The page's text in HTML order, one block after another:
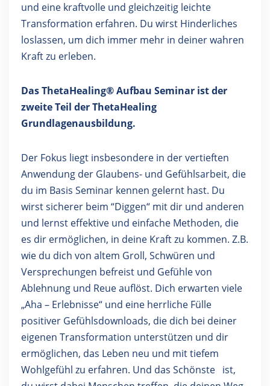
und eine kraftvolle und gleichzeitig leichte
Transformation erfahren. Du wirst Hinderliches
loslassen, um dich immer mehr in deiner wahren
Kraft zu erleben.
Das ThetaHealing® Aufbau Seminar ist der
zweite Teil der ThetaHealing
Grundlagenausbildung.
Der Fokus liegt insbesondere in der vertieften
Anwendung der Glaubens- und Gefühlsarbeit, die
du im Basis Seminar kennen gelernt hast. Du
wirst sicherer beim “Diggen“ mit dir und anderen
und lernst effektive und einfache Methoden, die
es dir ermöglichen, in deine Kraft zu kommen. Z.B.
wie du dich von altem Groll, Schwüren und
Versprechungen befreist und Gefühle von
Ablehnung und Reue auflöst. Dich erwarten viele
„Aha – Erlebnisse“ und eine herrliche Fülle
positiver Gefühlsdownloads, die dich bei deiner
eigenen Transformation unterstützen und dir
ermöglichen, das Leben neu und mit tiefem
Wohlgefühl zu erfahren. Und das Schönste ist,